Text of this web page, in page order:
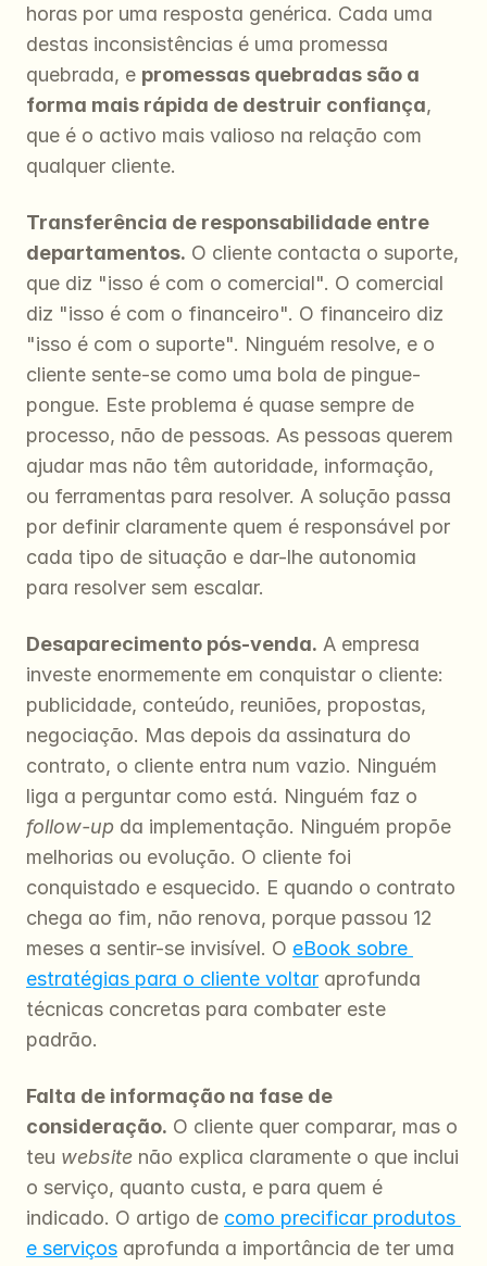
horas por uma resposta genérica. Cada uma
destas inconsistências é uma promessa
quebrada, e promessas quebradas são a
forma mais rápida de destruir confiança,
que é o activo mais valioso na relação com
qualquer cliente.
Transferência de responsabilidade entre
departamentos. O cliente contacta o suporte,
que diz "isso é com o comercial". O comercial
diz "isso é com o financeiro". O financeiro diz
"isso é com o suporte". Ninguém resolve, e o
cliente sente-se como uma bola de pingue-
pongue. Este problema é quase sempre de
processo, não de pessoas. As pessoas querem
ajudar mas não têm autoridade, informação,
ou ferramentas para resolver. A solução passa
por definir claramente quem é responsável por
cada tipo de situação e dar-lhe autonomia
para resolver sem escalar.
Desaparecimento pós-venda. A empresa
investe enormemente em conquistar o cliente:
publicidade, conteúdo, reuniões, propostas,
negociação. Mas depois da assinatura do
contrato, o cliente entra num vazio. Ninguém
follow-up da implementação. Ninguém propõe
melhorias ou evolução. O cliente foi
conquistado e esquecido. E quando o contrato
chega ao fim, não renova, porque passou 12
meses a sentir-se invisível. O eBook sobre
estratégias para o cliente voltar aprofunda
técnicas concretas para combater este
padrão.
Falta de informação na fase de
consideração. O cliente quer comparar, mas o
teu website não explica claramente o que inclui
o serviço, quanto custa, e para quem é
indicado. O artigo de como precificar produtos
e serviços aprofunda a importância de ter uma